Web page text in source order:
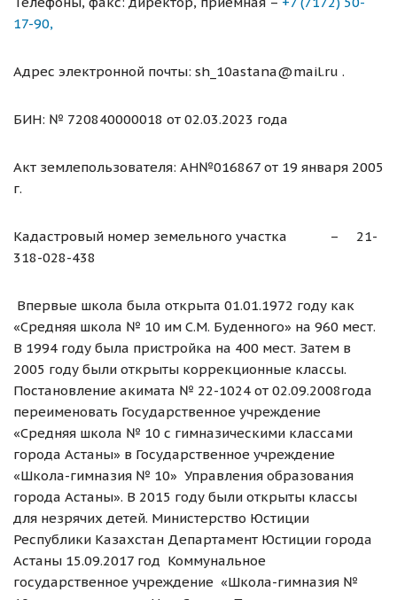
17-90,
Адрес электронной почты: sh_10astana@mail.ru .
БИН: № 720840000018 от 02.03.2023 года
Акт землепользователя: АН№016867 от 19 января 2005
г.
Кадастровый номер земельного участка – 21-
318-028-438
Впервые школа была открыта 01.01.1972 году как
«Средняя школа № 10 им С.М. Буденного» на 960 мест.
В 1994 году была пристройка на 400 мест. Затем в
2005 году были открыты коррекционные классы.
Постановление акимата № 22-1024 от 02.09.2008года
переименовать Государственное учреждение
«Средняя школа № 10 с гимназическими классами
города Астаны» в Государственное учреждение
«Школа-гимназия № 10» Управления образования
города Астаны». В 2015 году были открыты классы
для незрячих детей. Министерство Юстиции
Республики Казахстан Департамент Юстиции города
Астаны 15.09.2017 год Коммунальное
государственное учреждение «Школа-гимназия №